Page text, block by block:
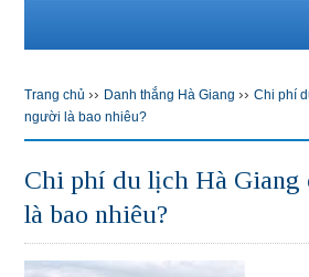
Trang chủ ›› Danh thắng Hà Giang ››Chi phí
người là bao nhiêu?
Chi phí du lịch Hà Giang
là bao nhiêu?